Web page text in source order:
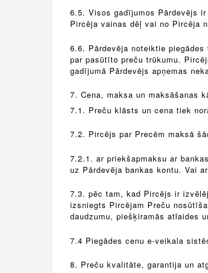
6.5. Visos gadījumos Pārdevējs
Pircēja vainas dēļ vai no Pircēja
6.6. Pārdevēja noteiktie
par pasūtīto preču trūkumu.
gadījumā Pārdevējs apņemas
7. Cena, maksa un maksāšanas
7.1. Preču klāsts un cena tiek
7.2. Pircējs par Precēm maksā
7.2.1. ar priekšapmaksu ar
uz Pārdevēja bankas kontu. Vai
7.3. pēc tam, kad Pircējs ir
izsniegts Pircējam Preču
daudzumu, piešķiramās atlaides
7.4 Piegādes cenu e-veikala
8. Preču kvalitāte, garantija un